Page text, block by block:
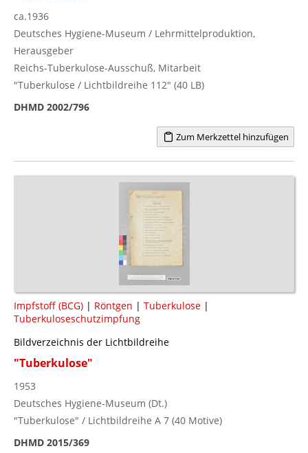
ca.1936
Deutsches Hygiene-Museum / Lehrmittelproduktion,
Herausgeber
Reichs-Tuberkulose-Ausschuß, Mitarbeit
"Tuberkulose / Lichtbildreihe 112" (40 LB)
DHMD 2002/796
Zum Merkzettel hinzufügen
Impfstoff (BCG) | Röntgen | Tuberkulose |
Tuberkuloseschutzimpfung
Bildverzeichnis der Lichtbildreihe
"Tuberkulose"
1953
Deutsches Hygiene-Museum (Dt.)
"Tuberkulose" / Lichtbildreihe A 7 (40 Motive)
DHMD 2015/369